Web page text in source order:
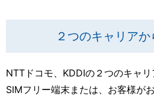
２つのキャリア
NTTドコモ、KDDIの２つのキャリ
SIMフリー端末または、お客様が